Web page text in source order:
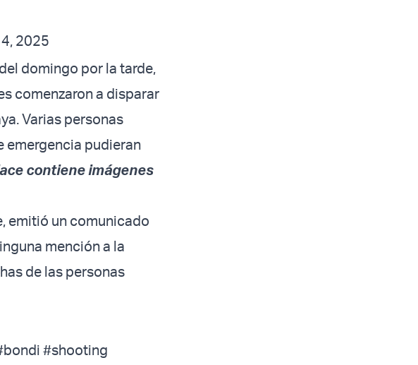
2025
domingo por la tarde,
comenzaron a disparar
Varias personas
emergencia pudieran
contiene imágenes
emitió un comunicado
mención a la
de las personas
#shooting